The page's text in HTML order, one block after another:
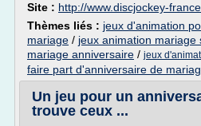
Site : http://www.discjockey-
Thèmes liés : jeux d'animation
mariage / jeux animation mariage
mariage anniversaire / jeux
faire part d'anniversaire de
Un jeu pour un
trouve ceux ...